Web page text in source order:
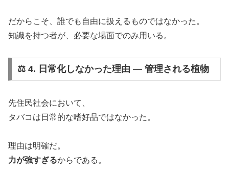
だからこそ、誰でも自由に扱えるものではなかった。
知識を持つ者が、必要な場面でのみ用いる。
⚖️ 4. 日常化しなかった理由 ― 管理される植物
先住民社会において、
タバコは日常的な嗜好品ではなかった。
理由は明確だ。
力が強すぎるからである。